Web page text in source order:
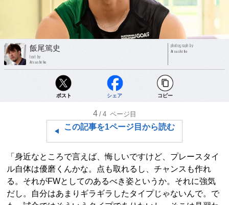
飯尾篤史
text by
Atsushi Iio
photograph by
Atsushi Iio
ポスト シェア コピー
4 /4 ページ目
この記事を1ページ目から読む
「身近なところで言えば、悔しいですけど、プレースタイ
ル自体は優磨くんかな。点も取れるし、チャンスも作れ
る。それがFWとしてのあるべき姿というか。それに強気
だし。自分はあまりギラギラしたタイプじゃないんで。で